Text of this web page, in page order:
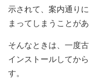
示されて、案内通り
まってしまうことが
そんなときは、一度
インストールしてか
す。